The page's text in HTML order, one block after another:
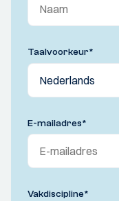
Taalvoorkeur*
E-mailadres*
Vakdiscipline*